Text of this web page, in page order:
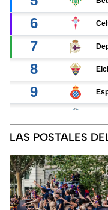
LAS POSTALES